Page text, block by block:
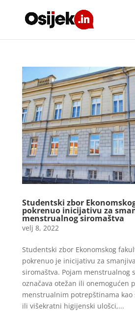
Studentski zbor
pokrenuo inicijativu za
menstrualnog siromaštva
velj 8, 2022
Studentski zbor Ekonomskog
pokrenuo je inicijativu za
siromaštva. Pojam menstrualnog
označava otežan ili onemogućen
menstrualnim potrepštinama
ili višekratni higijenski ulošci,...